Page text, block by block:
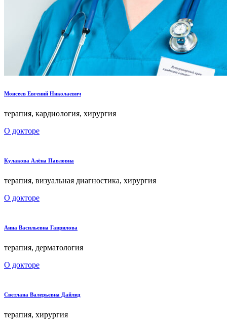
Моисеев Евгений Николаевич
терапия, кардиология, хирургия
О докторе
Кулакова Алёна Павловна
терапия, визуальная диагностика, хирургия
О докторе
Анна Васильевна Гаврилова
терапия, дерматология
О докторе
Светлана Валерьевна Дайлид
терапия, хирургия